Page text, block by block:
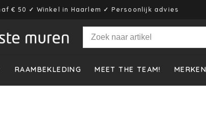
€ 50 ✓ Winkel in Haarlem ✓ Persoonlijk advies
RAAMBEKLEDING MEET THE TEAM! MERKEN